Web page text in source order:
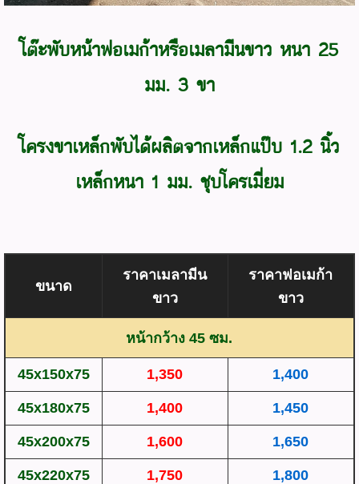
โต๊ะพับหน้าฟอเมก้าหรือเมลามีนขาว หนา 25
มม. 3 ขา
โครงขาเหล็กพับได้ผลิตจากเหล็กแป๊บ 1.2 นิ้ว
เหล็กหนา 1 มม. ชุบโครเมี่ยม
ขนาด
ราคาเมลามีน
ขาว
ราคาฟอเมก้า
ขาว
หน้ากว้าง 45 ซม.
45x150x75 1,350 1,400
45x180x75 1,400 1,450
45x200x75 1,600 1,650
45x220x75 1,750 1,800